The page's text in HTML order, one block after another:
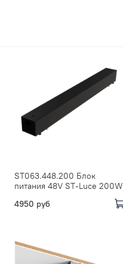
ST063.448.200 Блок
питания 48V ST-Luce 200W
4950 руб